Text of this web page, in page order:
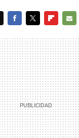
MAIL